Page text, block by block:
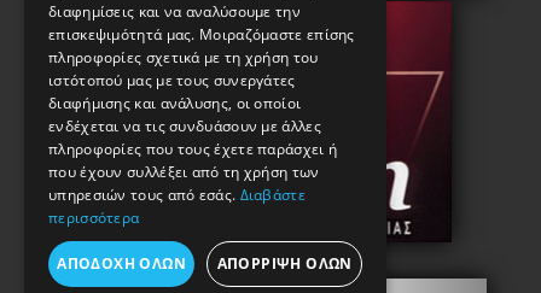
διαφημίσεις και να αναλύσουμε την
επισκεψιμότητά μας. Μοιραζόμαστε επίσης
πληροφορίες σχετικά με τη χρήση του
ιστότοπού μας με τους συνεργάτες
διαφήμισης και ανάλυσης, οι οποίοι
ενδέχεται να τις συνδυάσουν με άλλες
πληροφορίες που τους έχετε παράσχει ή
που έχουν συλλέξει από τη χρήση των
υπηρεσιών τους από εσάς. Διαβάστε
περισσότερα
ΑΠΟΔΟΧΉ ΌΛΩΝ ΑΠΌΡΡΙΨΗ ΌΛΩΝ